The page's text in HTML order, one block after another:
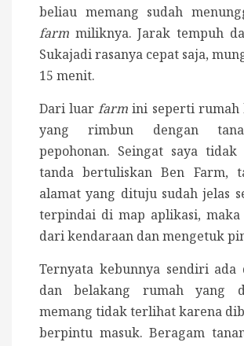
beliau memang sudah
farm miliknya. Jarak tempuh
Sukajadi rasanya cepat saja,
15 menit.
Dari luarfarm ini seperti rumah
yang rimbun dengan
pepohonan. Seingat saya tidak
tanda bertuliskan Ben Farm,
alamat yang dituju sudah jelas
terpindai di map aplikasi,
dari kendaraan dan mengetuk
Ternyata kebunnya sendiri ada
dan belakang rumah yang
memang tidak terlihat karena
berpintu masuk. Beragam